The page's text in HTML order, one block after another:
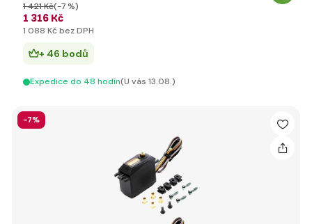
1 316 Kč
1 421 Kč(-7 %)
1 088 Kč bez DPH
+ 46 bodů
Expedice do 48 hodín(U vás 13.08.)
-7%